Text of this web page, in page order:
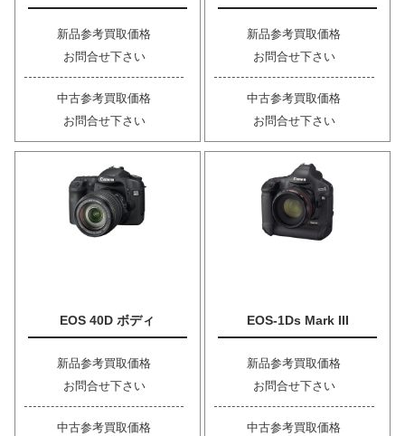
新品参考買取価格
お問合せ下さい
中古参考買取価格
お問合せ下さい
新品参考買取価格
お問合せ下さい
中古参考買取価格
お問合せ下さい
EOS 40D ボディ
新品参考買取価格
お問合せ下さい
中古参考買取価格
EOS-1Ds Mark III
新品参考買取価格
お問合せ下さい
中古参考買取価格